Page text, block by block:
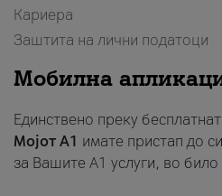
Кариера
Заштита на лични податоци
Мобилна
Единствено преку
Мојот A1 имате пристап до
за Вашите A1 услуги, во